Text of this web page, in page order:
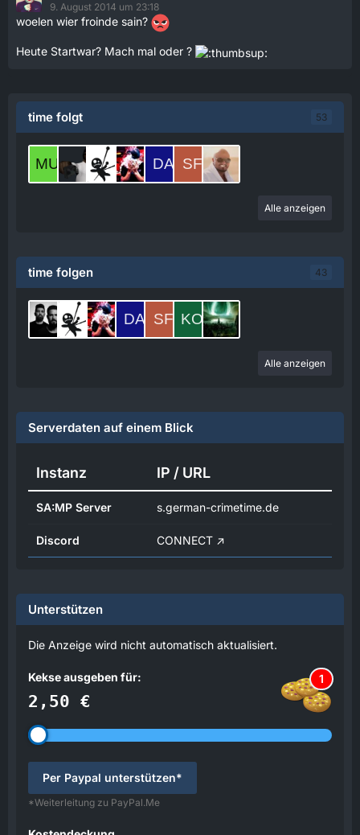
9. August 2014 um 23:18
woelen wier froinde sain?
Heute Startwar? Mach mal oder ?
time folgt 53
Alle anzeigen
time folgen 43
Alle anzeigen
Serverdaten auf einem Blick
Instanz IP / URL
SA:MP Server s.german-crimetime.de
Discord CONNECT
Unterstützen
Die Anzeige wird nicht automatisch aktualisiert.
Kekse ausgeben für:
2,50 €
1
Per Paypal unterstützen*
*Weiterleitung zu PayPal.Me